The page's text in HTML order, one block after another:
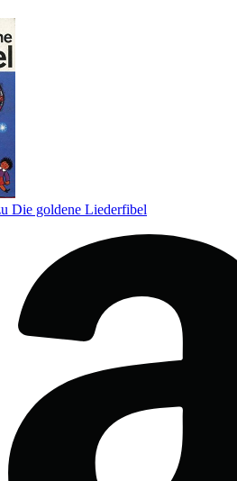
Die goldene Liederfibel